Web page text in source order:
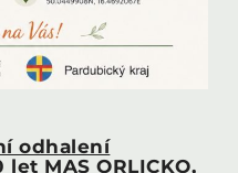
odhalení
MAS ORLICKO,